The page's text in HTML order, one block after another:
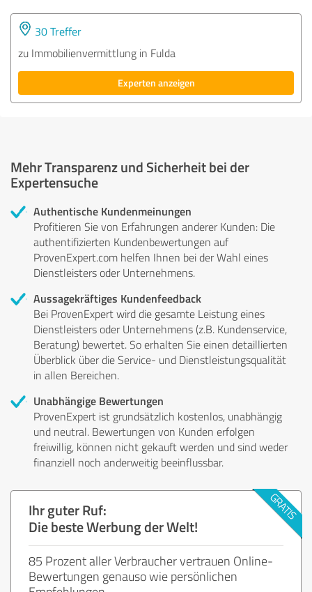
30 Treffer
zu Immobilienvermittlung in Fulda
Experten anzeigen
Mehr Transparenz und Sicherheit bei der
Expertensuche
Authentische Kundenmeinungen
Profitieren Sie von Erfahrungen anderer Kunden: Die
authentifizierten Kundenbewertungen auf
ProvenExpert.com helfen Ihnen bei der Wahl eines
Dienstleisters oder Unternehmens.
Aussagekräftiges Kundenfeedback
Bei ProvenExpert wird die gesamte Leistung eines
Dienstleisters oder Unternehmens (z.B. Kundenservice,
Beratung) bewertet. So erhalten Sie einen detaillierten
Überblick über die Service- und Dienstleistungsqualität
in allen Bereichen.
Unabhängige Bewertungen
ProvenExpert ist grundsätzlich kostenlos, unabhängig
und neutral. Bewertungen von Kunden erfolgen
freiwillig, können nicht gekauft werden und sind weder
finanziell noch anderweitig beeinflussbar.
Ihr guter Ruf:
Die beste Werbung der Welt!
85 Prozent aller Verbraucher vertrauen Online-
Bewertungen genauso wie persönlichen